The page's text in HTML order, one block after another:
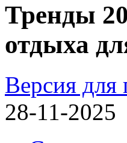
Тренды
отдыха
Версия для
28-11-2025